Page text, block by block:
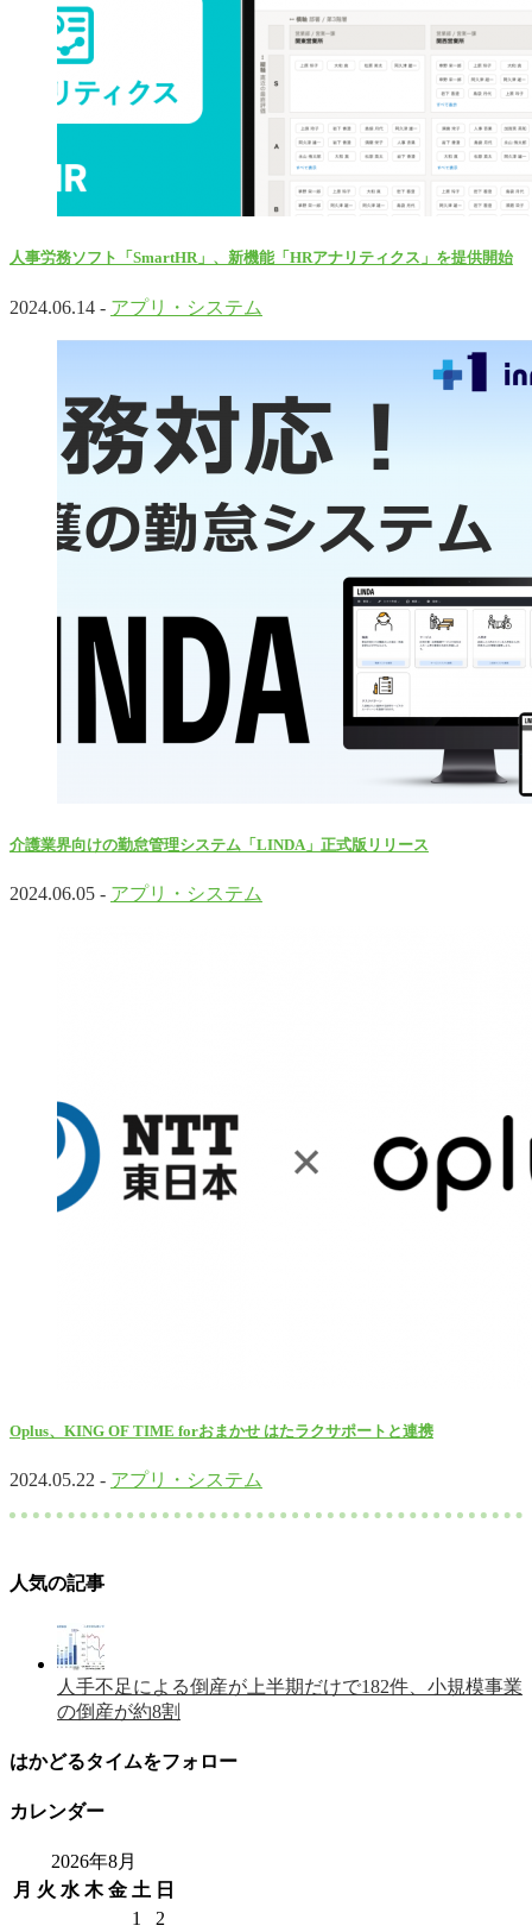
人事労務ソフト「SmartHR」、新機能「HRアナリティクス」を提供開始
2024.06.14 - アプリ・システム
介護業界向けの勤怠管理システム「LINDA」正式版リリース
2024.06.05 - アプリ・システム
Oplus、KING OF TIME forおまかせ はたラクサポートと連携
2024.05.22 - アプリ・システム
人気の記事
人手不足による倒産が上半期だけで182件、小規模事業
の倒産が約8割
はかどるタイムをフォロー
カレンダー
2026年8月
月 火 水 木 金 土 日
1
2